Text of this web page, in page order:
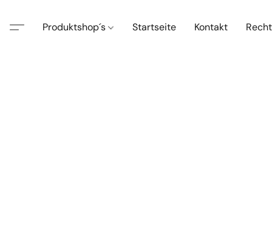
Produktshop´s Startseite Kontakt